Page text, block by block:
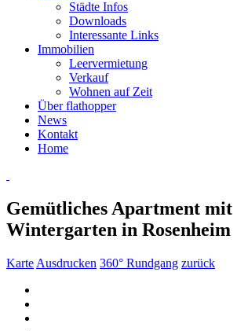
Städte Infos
Downloads
Interessante Links
Immobilien
Leervermietung
Verkauf
Wohnen auf Zeit
Über flathopper
News
Kontakt
Home
Gemütliches Apartment mit
Wintergarten in Rosenheim
Karte Ausdrucken 360° Rundgang zurück